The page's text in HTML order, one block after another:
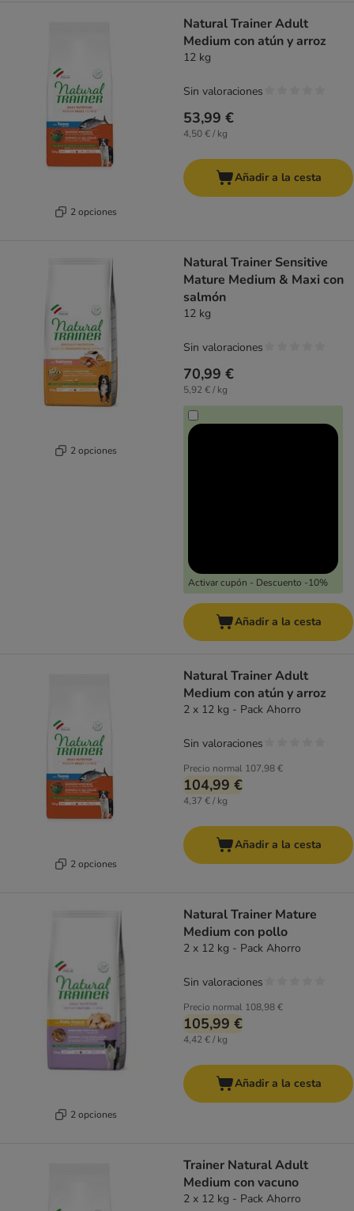
2 opciones
Natural Trainer Adult
Medium con atún y arroz
12 kg
53,99 €
4,50 € / kg
Sin valoraciones
Añadir a la cesta
2 opciones
Natural Trainer Sensitive
Mature Medium & Maxi con
salmón
12 kg
70,99 €
5,92 € / kg
Activar cupón - Descuento -10%
Sin valoraciones
Añadir a la cesta
2 opciones
Natural Trainer Adult
Medium con atún y arroz
2 x 12 kg - Pack Ahorro
Precio normal 107,98 €
104,99 €
4,37 € / kg
Sin valoraciones
Añadir a la cesta
2 opciones
Natural Trainer Mature
Medium con pollo
2 x 12 kg - Pack Ahorro
Precio normal 108,98 €
105,99 €
4,42 € / kg
Sin valoraciones
Añadir a la cesta
Trainer Natural Adult
Medium con vacuno
2 x 12 kg - Pack Ahorro